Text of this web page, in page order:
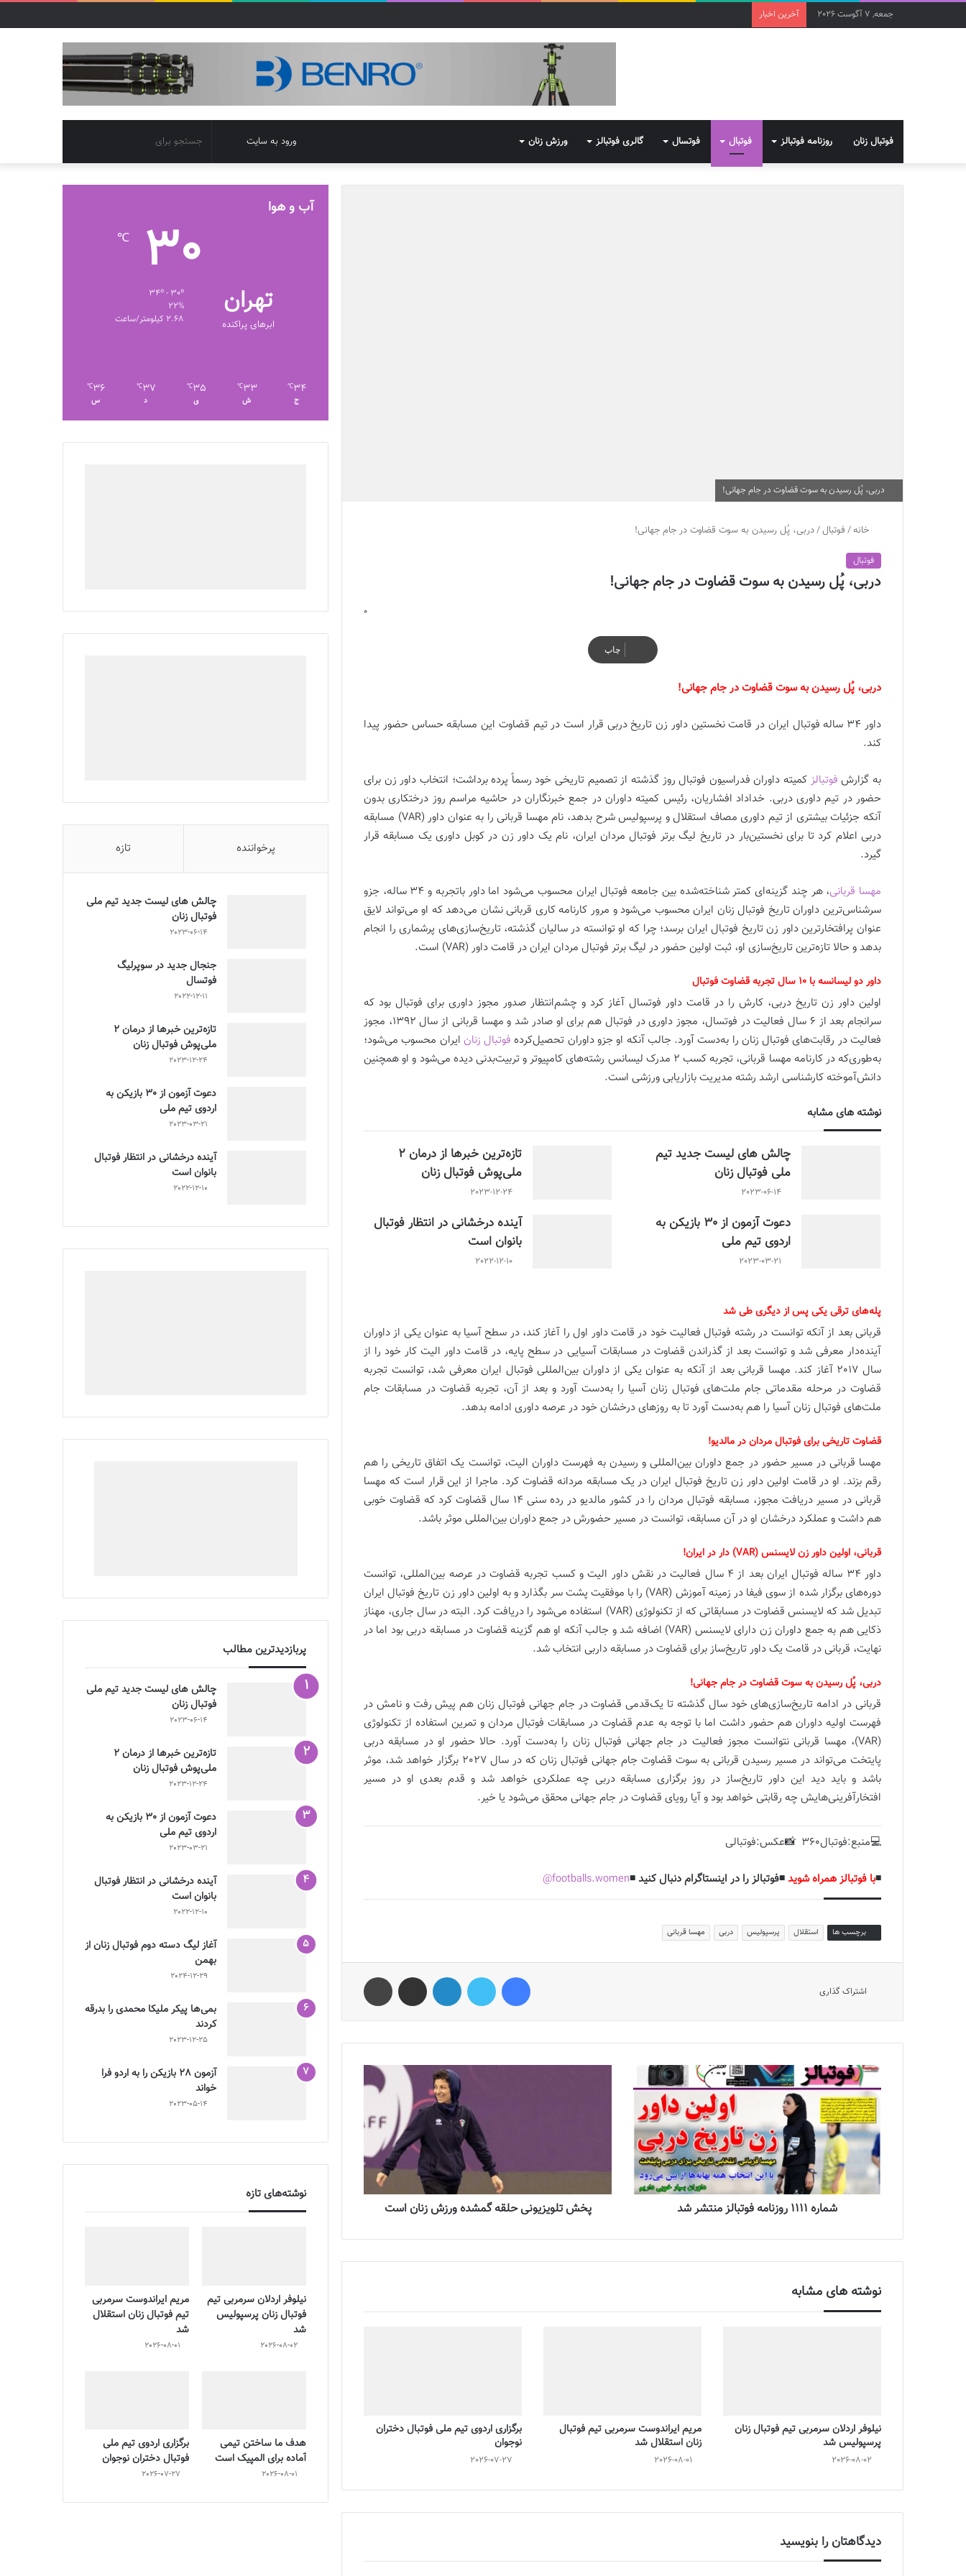
جمعه, 7 آگوست 2026 آخرین اخبار
فوتبال زنان روزنامه فوتبالز فوتبال فوتسال گالری فوتبالز ورزش زنان
برای
تغییر
پوسته
ورود به سایت
دربی، پُل رسیدن به سوت قضاوت در جام جهانی!
خانه/ فوتبال/دربی، پُل رسیدن به سوت قضاوت در جام جهانی!
فوتبال
دربی، پُل رسیدن به سوت قضاوت در جام جهانی!
0
چاپ
دربی، پُل رسیدن به سوت قضاوت در جام جهانی!
داور 34 ساله فوتبال ایران در قامت نخستین داور زن تاریخ دربی قرار است در تیم قضاوت این مسابقه حساس حضور پیدا
کند.
به گزارش فوتبالز کمیته داوران فدراسیون فوتبال روز گذشته از تصمیم تاریخی خود رسماً پرده برداشت؛ انتخاب داور زن برای
حضور در تیم داوری دربی. خداداد افشاریان، رئیس کمیته داوران در جمع خبرنگاران در حاشیه مراسم روز درختکاری بدون
آنکه جزئیات بیشتری از تیم داوری مصاف استقلال و پرسپولیس شرح بدهد، نام مهسا قربانی را به عنوان داور (VAR) مسابقه
دربی اعلام کرد تا برای نخستین‌بار در تاریخ لیگ برتر فوتبال مردان ایران، نام یک داور زن در کوبل داوری یک مسابقه قرار
گیرد.
مهسا قربانی
، هر چند گزینه‌ای کمتر شناخته‌شده بین جامعه فوتبال ایران محسوب می‌شود اما داور باتجربه و 34 ساله، جزو
سرشناس‌ترین داوران تاریخ فوتبال زنان ایران محسوب می‌شود و مرور کارنامه کاری قربانی نشان می‌دهد که او می‌تواند لایق
عنوان پرافتخارترین داور زن تاریخ فوتبال ایران برسد؛ چرا که او توانسته در سالیان گذشته، تاریخ‌سازی‌های پرشماری را انجام
بدهد و حالا تازه‌ترین تاریخ‌سازی او، ثبت اولین حضور در لیگ برتر فوتبال مردان ایران در قامت داور (VAR) است.
داور دو لیسانسه با 10 سال تجربه قضاوت فوتبال
اولین داور زن تاریخ دربی، کارش را در قامت داور فوتسال آغاز کرد و چشم‌انتظار صدور مجوز داوری برای فوتبال بود که
سرانجام بعد از 6 سال فعالیت در فوتسال، مجوز داوری در فوتبال هم برای او صادر شد و مهسا قربانی از سال 1392، مجوز
فعالیت در رقابت‌های فوتبال زنان را به‌دست آورد. جالب آنکه او جزو داوران تحصیل‌کرده فوتبال زنان ایران محسوب می‌شود؛
به‌طوری‌که در کارنامه مهسا قربانی، تجربه کسب 2 مدرک لیسانس رشته‌های کامپیوتر و تربیت‌بدنی دیده می‌شود و او همچنین
دانش‌آموخته کارشناسی ارشد رشته مدیریت بازاریابی ورزشی است.
نوشته های مشابه
چالش هاى ليست جدید تيم
ملى فوتبال زنان
2023-06-14
تازه‌ترین خبرها از درمان ۲
ملی‌پوش فوتبال زنان
2023-12-24
دعوت آزمون از 30 بازیکن به
اردوی تیم ملی
2023-03-21
آینده درخشانی در انتظار فوتبال
بانوان است
2022-12-10
پله‌های ترقی یکی پس از دیگری طی شد
قربانی بعد از آنکه توانست در رشته فوتبال فعالیت خود در قامت داور اول را آغاز کند، در سطح آسیا به عنوان یکی از داوران
آینده‌دار معرفی شد و توانست بعد از گذراندن قضاوت در مسابقات آسیایی در سطح پایه، در قامت داور الیت کار خود را از
سال 2017 آغاز کند. مهسا قربانی بعد از آنکه به عنوان یکی از داوران بین‌المللی فوتبال ایران معرفی شد، توانست تجربه
قضاوت در مرحله مقدماتی جام ملت‌های فوتبال زنان آسیا را به‌دست آورد و بعد از آن، تجربه قضاوت در مسابقات جام
ملت‌های فوتبال زنان آسیا را هم به‌دست آورد تا به روزهای درخشان خود در عرصه داوری ادامه بدهد.
قضاوت تاریخی برای فوتبال مردان در مالدیو!
مهسا قربانی در مسیر حضور در جمع داوران بین‌المللی و رسیدن به فهرست داوران الیت، توانست یک اتفاق تاریخی را هم
رقم بزند. او در قامت اولین داور زن تاریخ فوتبال ایران در یک مسابقه مردانه قضاوت کرد. ماجرا از این قرار است که مهسا
قربانی در مسیر دریافت مجوز، مسابقه‌ فوتبال مردان را در کشور مالدیو در رده سنی 14 سال قضاوت کرد که قضاوت خوبی
هم داشت و عملکرد درخشان او در آن مسابقه، توانست در مسیر حضورش در جمع داوران بین‌المللی موثر باشد.
قربانی، اولین داور زن لایسنس (VAR) دار در ایران!
داور 34 ساله فوتبال ایران بعد از 4 سال فعالیت در نقش داور الیت و کسب تجربه قضاوت در عرصه بین‌المللی، توانست
دوره‌های برگزار شده از سوی فیفا در زمینه آموزش (VAR) را با موفقیت پشت سر بگذارد و به اولین داور زن تاریخ فوتبال ایران
تبدیل شد که لایسنس قضاوت در مسابقاتی که از تکنولوژی (VAR) استفاده می‌شود را دریافت کرد. البته در سال جاری، مهناز
ذکایی هم به جمع داوران زن دارای لایسنس (VAR) اضافه شد و جالب آنکه او هم گزینه قضاوت در مسابقه دربی بود اما در
نهایت، قربانی در قامت یک داور تاریخ‌ساز برای قضاوت در مسابقه داربی انتخاب شد.
دربی، پُل رسیدن به سوت قضاوت در جام جهانی!
قربانی در ادامه تاریخ‌سازی‌های خود سال گذشته تا یک‌قدمی قضاوت در جام جهانی فوتبال زنان هم پیش رفت و نامش در
فهرست اولیه داوران هم حضور داشت اما با توجه به عدم قضاوت در مسابقات فوتبال مردان و تمرین استفاده از تکنولوژی
(VAR)، مهسا قربانی نتوانست مجوز فعالیت در جام جهانی فوتبال زنان را به‌دست آورد. حالا حضور او در مسابقه دربی
پایتخت می‌تواند در مسیر رسیدن قربانی به سوت قضاوت جام جهانی فوتبال زنان که در سال 2027 برگزار خواهد شد، موثر
باشد و باید دید این داور تاریخ‌ساز در روز برگزاری مسابقه دربی چه عملکردی خواهد شد و قدم بعدی او در مسیر
افتخارآفرینی‌هایش چه رقابتی خواهد بود و آیا رویای قضاوت در جام جهانی محقق می‌شود یا خیر.
💻منبع:فوتبال360 📸عکس:فوتبالی
◾️با فوتبالز همراه شوید◾️فوتبالز را در اینستاگرام دنبال کنید ◾️footballs.women@
برچسب ها استقلال پرسپولیس دربی مهسا قربانی
اشتراک گذاری
شماره 1111 روزنامه فوتبالز منتشر شد پخش تلویزیونی حلقه گمشده ورزش زنان است
نوشته های مشابه
نیلوفر اردلان سرمربی تیم فوتبال زنان
پرسپولیس شد
2026-08-02
مریم ایراندوست سرمربی تیم فوتبال
زنان استقلال شد
2026-08-01
برگزاری اردوی تیم ملی فوتبال دختران
نوجوان
2026-07-27
دیدگاهتان را بنویسید
آب و هوا
تهران
ابرهای پراکنده
30
℃
22%
2.68 کیلومتر/ساعت
34
℃
ج
33
℃
ش
35
℃
ی
37
℃
د
36
℃
س
پرخواننده تازه
چالش هاى ليست جدید تيم ملى
فوتبال زنان
2023-06-14
جنجال جدید در سوپرلیگ
فوتسال
2022-12-11
تازه‌ترین خبرها از درمان ۲
ملی‌پوش فوتبال زنان
2023-12-24
دعوت آزمون از 30 بازیکن به
اردوی تیم ملی
2023-03-21
آینده درخشانی در انتظار فوتبال
بانوان است
2022-12-10
پربازدیدترین مطالب
چالش هاى ليست جدید تيم ملى
فوتبال زنان
2023-06-14
تازه‌ترین خبرها از درمان ۲
ملی‌پوش فوتبال زنان
2023-12-24
دعوت آزمون از 30 بازیکن به
اردوی تیم ملی
2023-03-21
آینده درخشانی در انتظار فوتبال
بانوان است
2022-12-10
آغاز لیگ دسته دوم فوتبال زنان از
بهمن
2024-12-29
بمی‌ها پیکر ملیکا محمدی را بدرقه
کردند
2023-12-25
آزمون 28 بازیکن را به اردو فرا
خواند
2023-05-14
نوشته‌های تازه
نیلوفر اردلان سرمربی تیم
فوتبال زنان پرسپولیس
شد
2026-08-02
مریم ایراندوست سرمربی
تیم فوتبال زنان استقلال
شد
2026-08-01
هدف ما ساختن تیمی
آماده برای المپیک است
2026-08-01
برگزاری اردوی تیم ملی
فوتبال دختران نوجوان
2026-07-27